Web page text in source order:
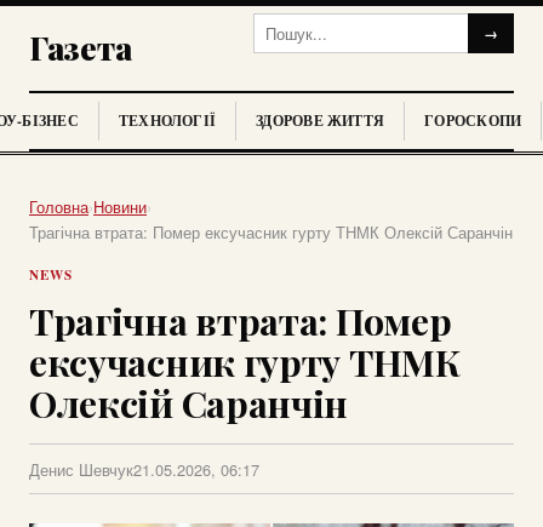
Газета →
БІЗНЕС ТЕХНОЛОГІЇ ЗДОРОВЕ ЖИТТЯ ГОРОСКОПИ
Головна›Новини›
Трагічна втрата: Помер ексучасник гурту ТНМК Олексій Саранчін
NEWS
Трагічна втрата: Помер
ексучасник гурту ТНМК
Олексій Саранчін
Денис Шевчук21.05.2026, 06:17